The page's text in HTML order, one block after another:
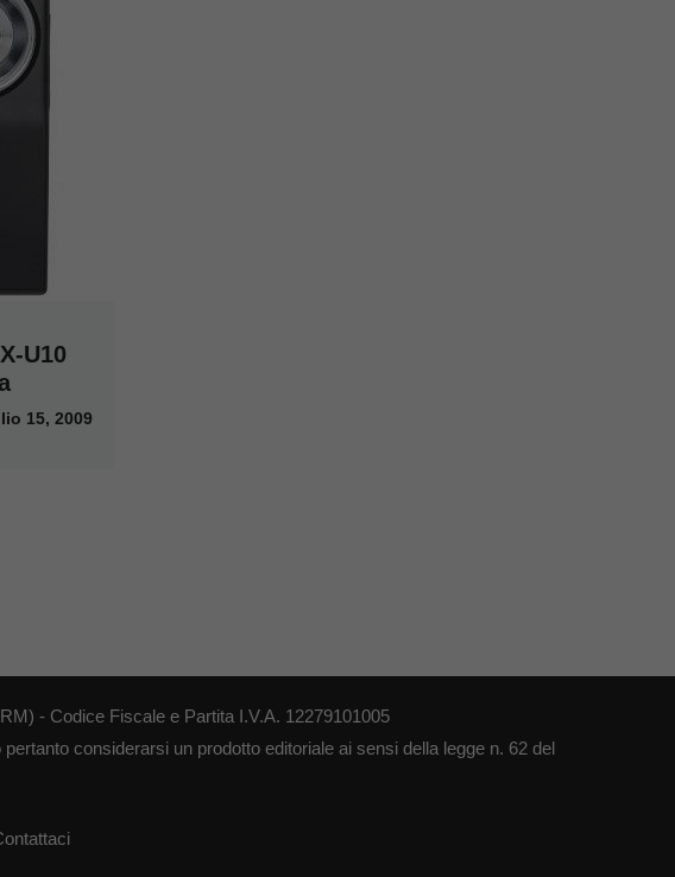
U10
15, 2009
- Codice Fiscale e Partita I.V.A. 12279101005
considerarsi un prodotto editoriale ai sensi della legge n. 62 del